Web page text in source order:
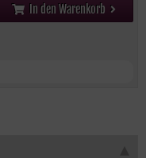
In den Warenkorb